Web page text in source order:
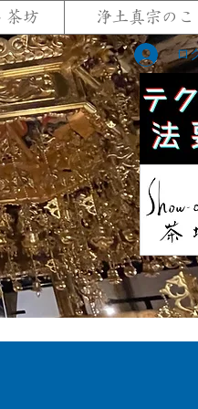
茶坊 浄土真宗のこ
ロ